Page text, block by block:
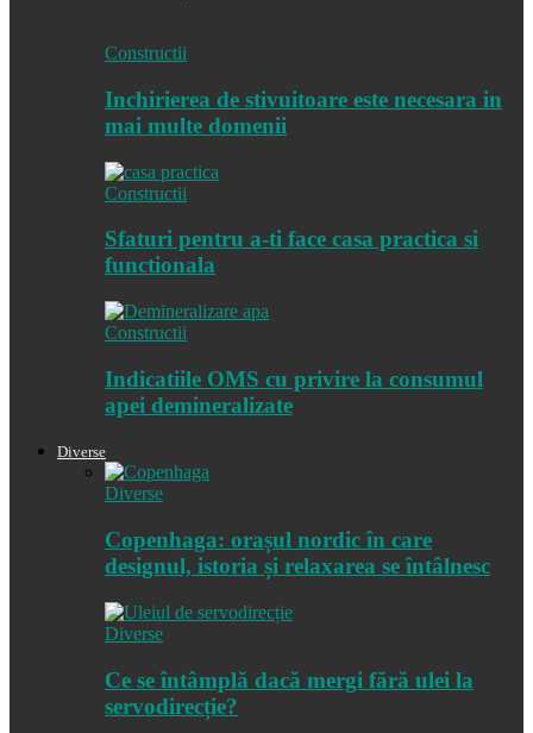
Constructii
Inchirierea de stivuitoare este necesara in
mai multe domenii
Constructii
Sfaturi pentru a-ti face casa practica si
functionala
Constructii
Indicatiile OMS cu privire la consumul
apei demineralizate
Diverse
Diverse
Copenhaga: orașul nordic în care
designul, istoria și relaxarea se întâlnesc
Diverse
Ce se întâmplă dacă mergi fără ulei la
servodirecție?